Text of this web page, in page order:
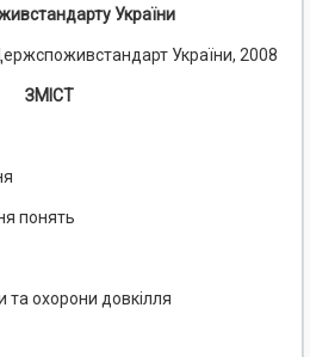
України
України, 2008
ЗМІСТ
понять
охорони довкілля